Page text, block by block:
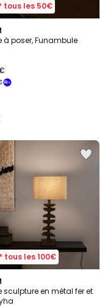
tous les 50€
à poser, Funambule
tous les 100€
sculpture en métal fer et